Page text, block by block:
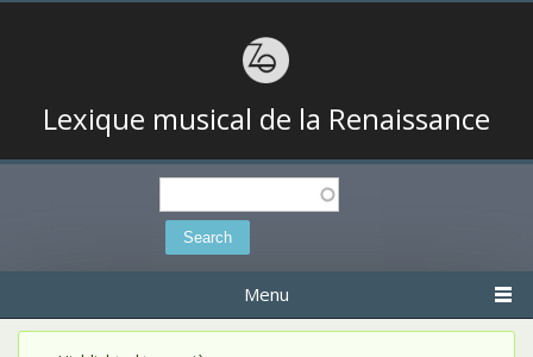
Lexique musical de la Renaissance
Search
Menu